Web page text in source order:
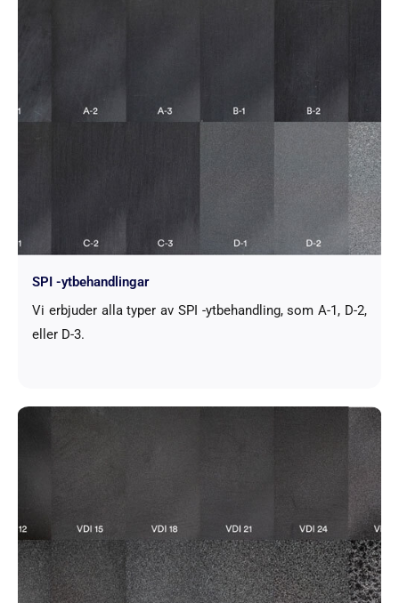
SPI -ytbehandlingar
Vi erbjuder alla typer av SPI -ytbehandling, som A-1, D-2,
eller D-3.